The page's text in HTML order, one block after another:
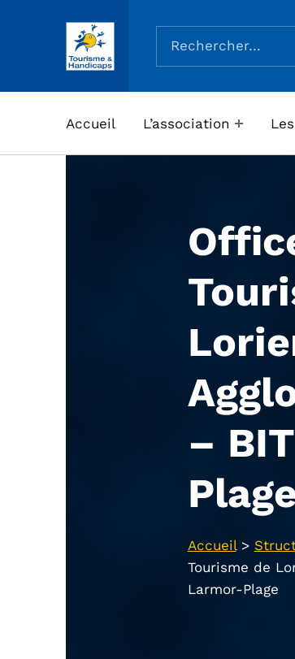
ASSOCIATION TOURISME ET HANDICAPS
Rechercher :
Accueil L’association
–
Accueil>
Tourisme de
Larmor-Plage